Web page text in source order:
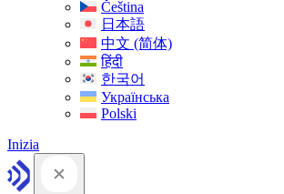
Čeština
日本語
中文 (简体)
हिंदी
한국어
Українська
Polski
Inizia